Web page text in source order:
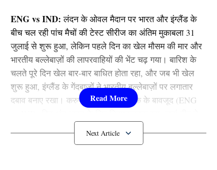
ENG vs IND: लंदन के ओवल मैदान पर भारत और इंग्लैंड के
बीच चल रही पांच मैचों की टेस्ट सीरीज का अंतिम मुकाबला 31
जुलाई से शुरू हुआ, लेकिन पहले दिन का खेल मौसम की मार और
भारतीय बल्लेबाज़ों की लापरवाहियों की भेंट चढ़ गया। बारिश के
चलते पूरे दिन खेल बार-बार बाधित होता रहा, और जब भी खेल
शुरू हुआ, इंग्लैंड के गेंदबाज़ों ने भारतीय बल्लेबाज़ों पर लगातार
दबाव बनाए रखा। करुण नायर के अर्धशतक के बावजूद (ENG
छह विकेट गंवाकर सिर्फ 204 रन बनाए।